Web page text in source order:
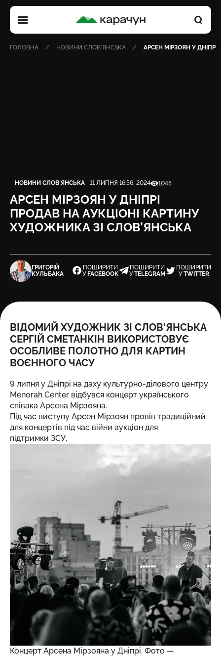
КАРАЧУН
ГОЛОВНА НОВИНИ СЛОВʼЯНСЬКА АРСЕН МІРЗОЯН У
Категорія
НОВИНИ СЛОВʼЯНСЬКА
Дата публікації 11 ЛИПНЯ 16:56, 2024Кількість переглядів
1045
АРСЕН МІРЗОЯН У ДНІПРІ
ПРОДАВ НА АУКЦІОНІ КАРТИНУ
ХУДОЖНИКА ЗІ СЛОВ’ЯНСЬКА
ГРИГОРІЙ
КУЛЬБАКА
ПОШИРИТИ
У FACEBOOK
ПОШИРИТИ
УTELEGRAM
ПОШИРИТИ
УTWITTER
ВІДОМИЙ ХУДОЖНИК ЗІ СЛОВ’ЯНСЬКА
СЕРГІЙ СМЕТАНКІН ВИКОРИСТОВУЄ
ОСОБЛИВЕ ПОЛОТНО ДЛЯ КАРТИН
ВОЄННОГО ЧАСУ
9 липня у Дніпрі на даху культурно-ділового центру
Menorah Center відбувся концерт українського
співака Арсена Мірзояна.
Під час виступу Арсен Мірзоян провів традиційний
для концертів під час війни аукціон для
підтримки ЗСУ.
Концерт Арсена Мірзояна у Дніпрі. Фото —